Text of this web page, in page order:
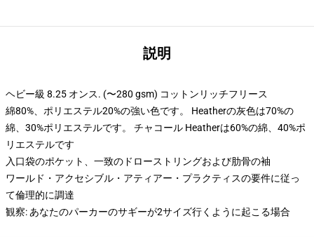
説明
ヘビー級 8.25 オンス. (〜280 gsm) コットンリッチフリース
綿80%、ポリエステル20%の強い色です。 Heatherの灰色は70%の
綿、30%ポリエステルです。 チャコール Heatherは60%の綿、40%ポ
リエステルです
入口袋のポケット、一致のドローストリングおよび肋骨の袖
ワールド・アクセシブル・アティアー・プラクティスの要件に従っ
て倫理的に調達
観察: あなたのパーカーのサギーが2サイズ行くように起こる場合